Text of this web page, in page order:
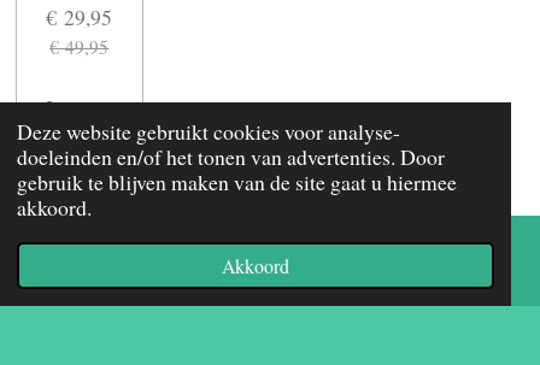
Deze website gebruikt cookies voor analyse-
doeleinden en/of het tonen van advertenties. Door
gebruik te blijven maken van de site gaat u hiermee
akkoord.
Akkoord
€ 29,95
€ 49,95
In winkelwagen
F
a
e
b
n
t
a
Telefoonnummer